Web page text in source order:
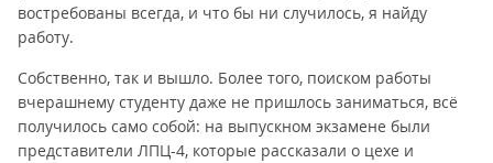
востребованы всегда, и что бы ни случилось, я найду
работу.
Собственно, так и вышло. Более того, поиском работы
вчерашнему студенту даже не пришлось заниматься, всё
получилось само собой: на выпускном экзамене были
представители ЛПЦ-4, которые рассказали о цехе и